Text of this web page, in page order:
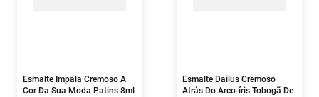
Esmalte Impala Cremoso A
Cor Da Sua Moda Patins 8ml
Esmalte Dailus Cremoso
Atrás Do Arco-íris Tobogã De